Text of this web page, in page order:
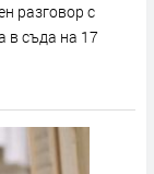
разговор с
в съда на 17